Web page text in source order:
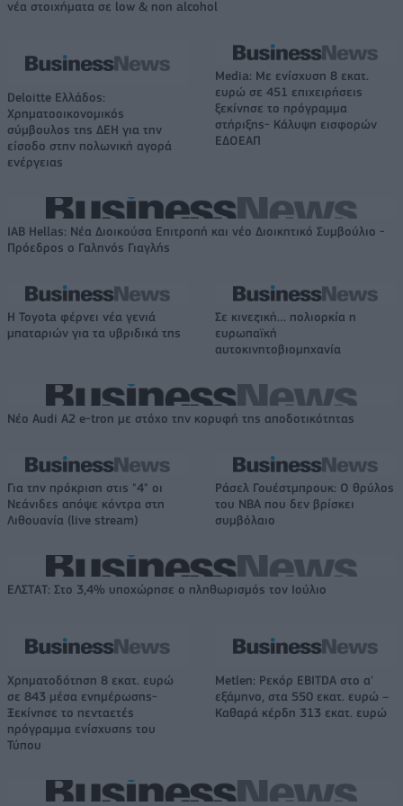
νέα στοιχήματα σε low & non alcohol
Deloitte Ελλάδος:
Χρηματοοικονομικός
σύμβουλος της ΔΕΗ για την
είσοδο στην πολωνική αγορά
ενέργειας
Media: Με ενίσχυση 8 εκατ.
ευρώ σε 451 επιχειρήσεις
ξεκίνησε το πρόγραμμα
στήριξης- Κάλυψη εισφορών
ΕΔΟΕΑΠ
IAB Hellas: Νέα Διοικούσα Επιτροπή και νέο Διοικητικό Συμβούλιο -
Πρόεδρος ο Γαληνός Γιαγλής
Η Toyota φέρνει νέα γενιά
μπαταριών για τα υβριδικά της
Σε κινεζική… πολιορκία η
ευρωπαϊκή
αυτοκινητοβιομηχανία
Νέο Audi A2 e-tron με στόχο την κορυφή της αποδοτικότητας
Για την πρόκριση στις "4" οι
Νεάνιδες απόψε κόντρα στη
Λιθουανία (live stream)
Ράσελ Γουέστμπρουκ: Ο θρύλος
του NBA που δεν βρίσκει
συμβόλαιο
ΕΛΣΤΑΤ: Στο 3,4% υποχώρησε ο πληθωρισμός τον Ιούλιο
Χρηματοδότηση 8 εκατ. ευρώ
σε 843 μέσα ενημέρωσης-
Ξεκίνησε το πενταετές
πρόγραμμα ενίσχυσης του
Τύπου
Metlen: Ρεκόρ EBITDA στο α'
εξάμηνο, στα 550 εκατ. ευρώ –
Καθαρά κέρδη 313 εκατ. ευρώ